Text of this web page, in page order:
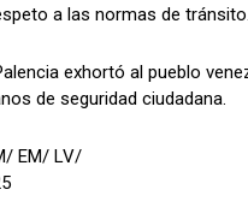
a las normas de tránsito.
exhortó al pueblo
de seguridad ciudadana.
EM/ LV/